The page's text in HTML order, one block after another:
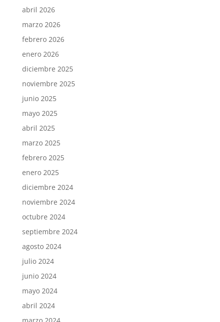
abril 2026
marzo 2026
febrero 2026
enero 2026
diciembre 2025
noviembre 2025
junio 2025
mayo 2025
abril 2025
marzo 2025
febrero 2025
enero 2025
diciembre 2024
noviembre 2024
octubre 2024
septiembre 2024
agosto 2024
julio 2024
junio 2024
mayo 2024
abril 2024